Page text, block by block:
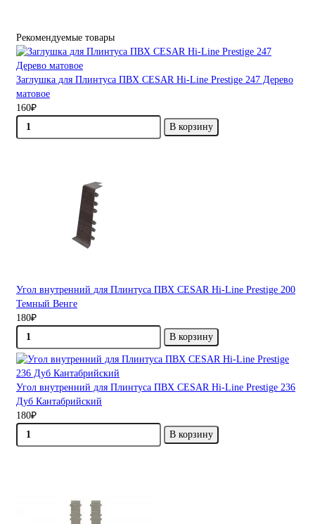
Рекомендуемые товары
Заглушка для Плинтуса ПВХ CESAR Hi-Line Prestige 247 Дерево
матовое
160₽
В корзину
Угол внутренний для Плинтуса ПВХ CESAR Hi-Line Prestige 200
Темный Венге
180₽
В корзину
Угол внутренний для Плинтуса ПВХ CESAR Hi-Line Prestige 236
Дуб Кантабрийский
180₽
В корзину